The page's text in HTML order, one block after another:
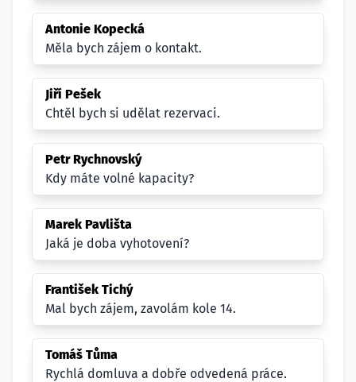
Antonie Kopecká
Měla bych zájem o kontakt.
Jiří Pešek
Chtěl bych si udělat rezervaci.
Petr Rychnovský
Kdy máte volné kapacity?
Marek Pavlišta
Jaká je doba vyhotovení?
František Tichý
Mal bych zájem, zavolám kole 14.
Tomáš Tůma
Rychlá domluva a dobře odvedená práce.